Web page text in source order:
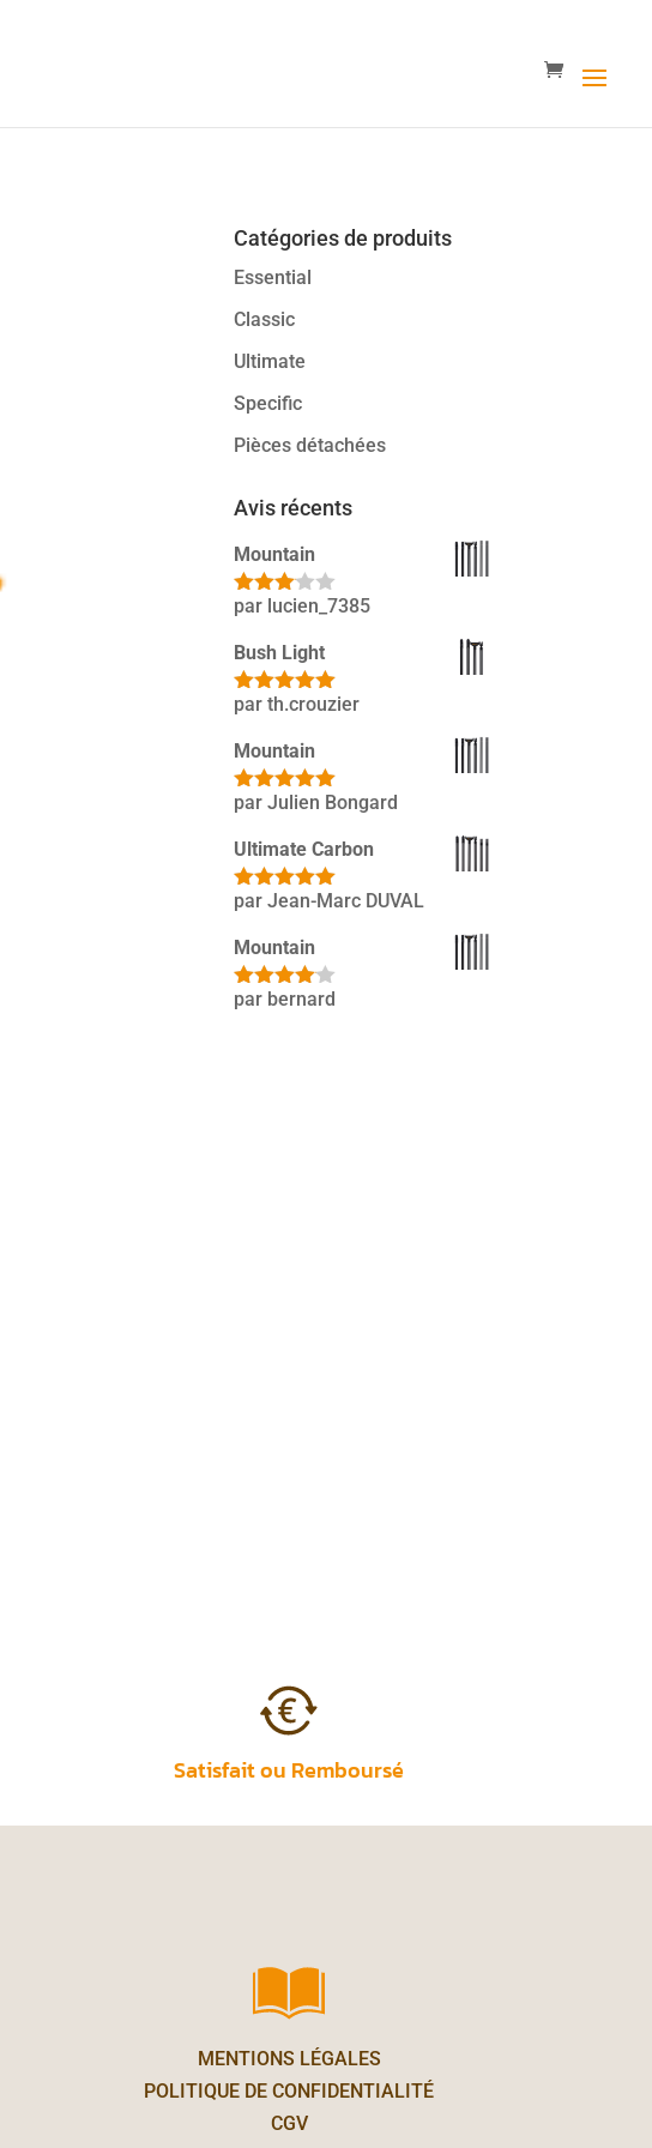
Catégories de produits
Essential
Classic
Ultimate
Specific
Pièces détachées
Avis récents
Mountain
Note3
par lucien_7385
Bush Light
Note5sur
par th.crouzier
Mountain
Note5sur
par Julien Bongard
Ultimate Carbon
Note5sur
par Jean-Marc DUVAL
Mountain
Note4
par bernard
Satisfait ou Remboursé
MENTIONS LÉGALES
POLITIQUE DE CONFIDENTIALITÉ
CGV